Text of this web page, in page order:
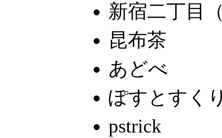
新宿二丁目
昆布茶
あどべ
ぽすとすく
pstrick